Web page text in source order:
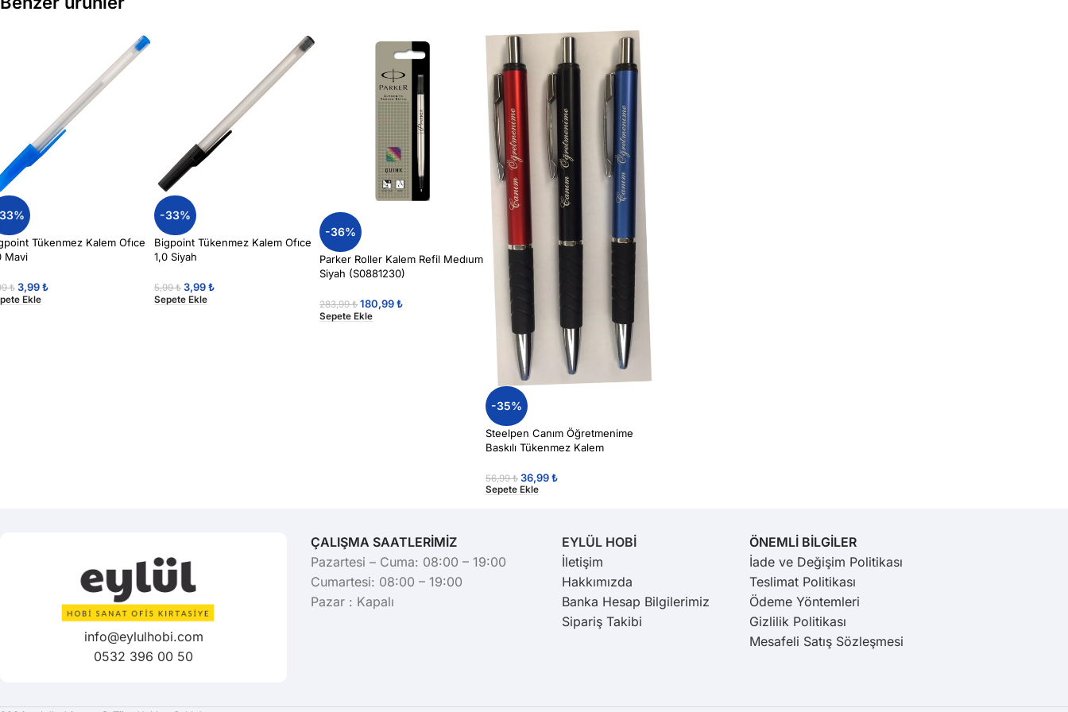
Tükenmez Kalem Ofıce
Mavi
₺ 3,99₺
Ekle
-33%
Bigpoint Tükenmez Kalem Ofıce
1,0 Siyah
5,99₺ 3,99₺
Sepete Ekle
-36%
Parker Roller Kalem Refil Medıum
Siyah (S0881230)
283,99₺ 180,99₺
Sepete Ekle
-35%
Steelpen Canım Öğretmenime
Baskılı Tükenmez Kalem
56,99₺ 36,99₺
Sepete Ekle
info@eylulhobi.com
0532 396 00 50
ÇALIŞMA SAATLERİMİZ
Pazartesi – Cuma: 08:00 – 19:00
Cumartesi: 08:00 – 19:00
Pazar : Kapalı
EYLÜL HOBİ
İletişim
Hakkımızda
Banka Hesap Bilgilerimiz
Sipariş Takibi
ÖNEMLİ BİLGİLER
İade ve Değişim Politikası
Teslimat Politikası
Ödeme Yöntemleri
Gizlilik Politikası
Mesafeli Satış Sözleşmesi